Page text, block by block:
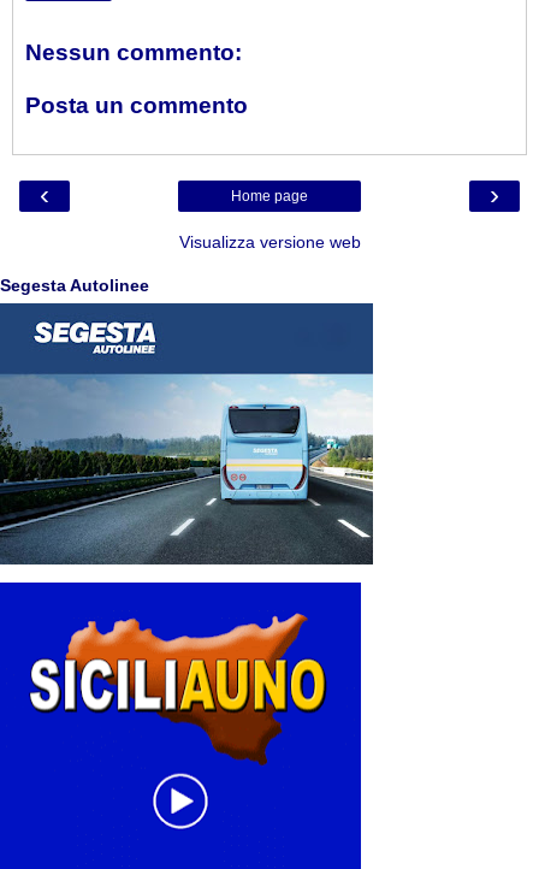
Nessun commento:
Posta un commento
‹ ›
Home page
Visualizza versione web
Segesta Autolinee